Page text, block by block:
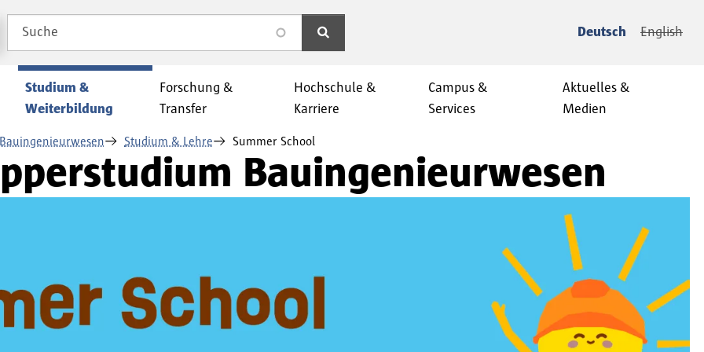
Suche
search Deutsch English
Studium &
Weiterbildung
Forschung &
Transfer
Hochschule &
Karriere
Campus &
Services
Aktuelles &
Medien
Studium & Lehre Summer School
Bauingenieurwesen